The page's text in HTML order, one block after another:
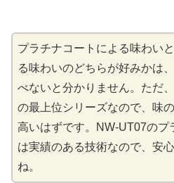
プラチナコートによる味わい
る味わいのどちらが好みかは
べないと分かりません。ただ
の最上位シリーズなので、味
高いはずです。NW-UT07のプ
は実績のある技術なので、安
ね。